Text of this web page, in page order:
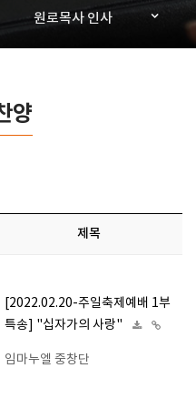
원로목사 인사
양
제목
[2022.02.20-주일축제예배 1부
특송] "십자가의 사랑"
임마누엘 중창단